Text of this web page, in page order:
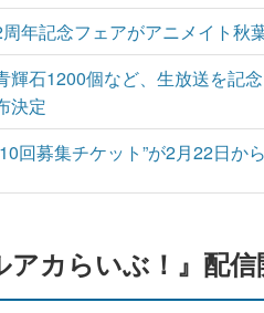
年記念フェアがアニメイト秋
輝石1200個など、生放送を記
決定
回募集チケット”が2月22日か
アカらいぶ！』配